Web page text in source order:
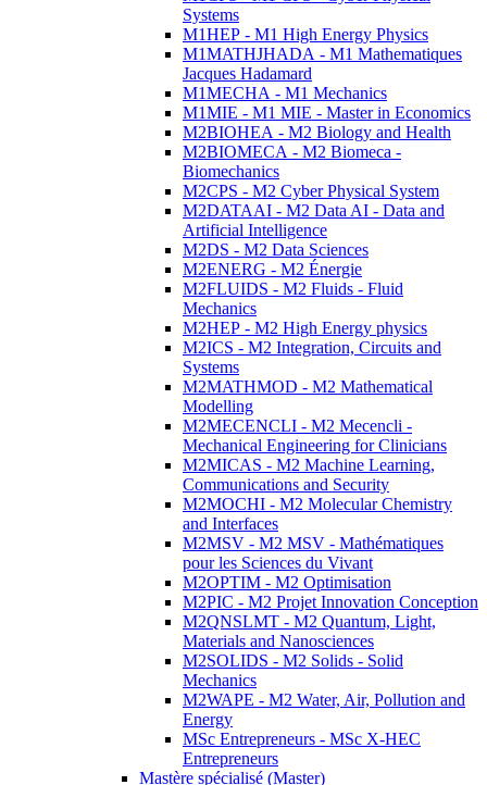
Systems
M1HEP - M1 High Energy Physics
M1MATHJHADA - M1 Mathematiques
Jacques Hadamard
M1MECHA - M1 Mechanics
M1MIE - M1 MIE - Master in Economics
M2BIOHEA - M2 Biology and Health
M2BIOMECA - M2 Biomeca -
Biomechanics
M2CPS - M2 Cyber Physical System
M2DATAAI - M2 Data AI - Data and
Artificial Intelligence
M2DS - M2 Data Sciences
M2ENERG - M2 Énergie
M2FLUIDS - M2 Fluids - Fluid
Mechanics
M2HEP - M2 High Energy physics
M2ICS - M2 Integration, Circuits and
Systems
M2MATHMOD - M2 Mathematical
Modelling
M2MECENCLI - M2 Mecencli -
Mechanical Engineering for Clinicians
M2MICAS - M2 Machine Learning,
Communications and Security
M2MOCHI - M2 Molecular Chemistry
and Interfaces
M2MSV - M2 MSV - Mathématiques
pour les Sciences du Vivant
M2OPTIM - M2 Optimisation
M2PIC - M2 Projet Innovation Conception
M2QNSLMT - M2 Quantum, Light,
Materials and Nanosciences
M2SOLIDS - M2 Solids - Solid
Mechanics
M2WAPE - M2 Water, Air, Pollution and
Energy
MSc Entrepreneurs - MSc X-HEC
Entrepreneurs
Mastère spécialisé (Master)